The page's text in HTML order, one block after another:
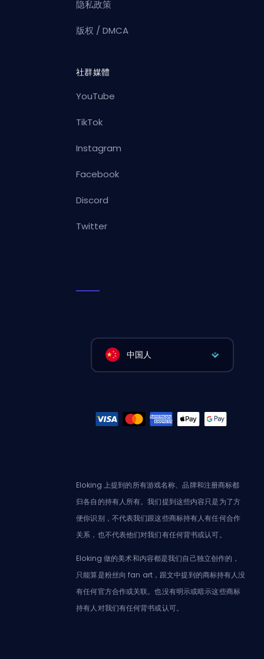
隐私政策
版权 / DMCA
社群媒體
YouTube
TikTok
Instagram
Facebook
Discord
Twitter
中国人
Eloking 上提到的所有游戏名称、品牌和注册商标都
归各自的持有人所有。我们提到这些内容只是为了方
便你识别，不代表我们跟这些商标持有人有任何合作
关系，也不代表他们对我们有任何背书或认可。
Eloking 做的美术和内容都是我们自己独立创作的，
只能算是粉丝向 fan art，跟文中提到的商标持有人没
有任何官方合作或关联。也没有明示或暗示这些商标
持有人对我们有任何背书或认可。